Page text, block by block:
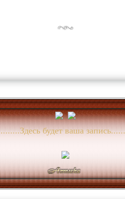
........Здесь будет ваша